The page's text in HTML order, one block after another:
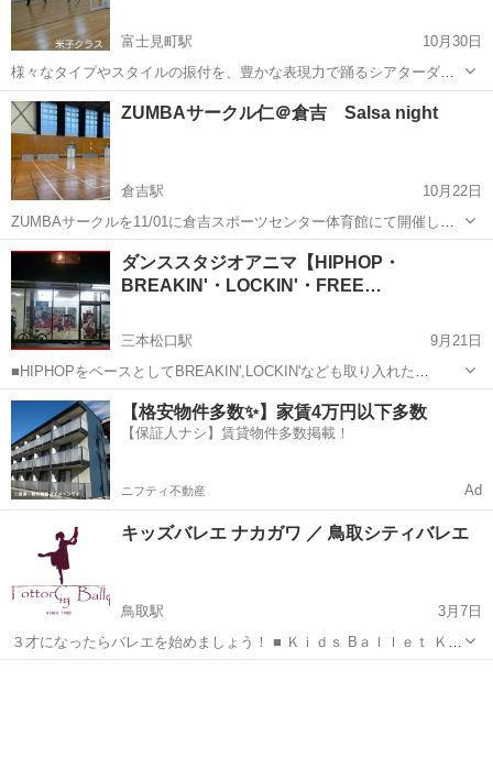
富士見町駅
10月30日
様々なタイプやスタイルの振付を、豊かな表現力で踊るシアターダン
ス。 時にクールに、時にセクシーに、コミカルに、パワフルに。 ミュ
ージカルやレビューで踊っているような気分で、ダンスを楽しんでみ
ませんか？ ☆米子クラス...
鳥取 米子市 富士見町駅 その他 振付
ZUMBAサークル仁＠倉吉 Salsa night
倉吉駅
10月22日
ZUMBAサークルを11/01に倉吉スポーツセンター体育館にて開催しま
す。 時間は18:45から19:40までになります。 この日はサルサをメイン
行いたいと思っています。 初心者の方もぜひ来て下さい。 上履きのシ
ューズ...
鳥取 倉吉市 ZUMBA
ダンススタジオアニマ【HIPHOP・
BREAKIN'・LOCKIN'・FREE…
三本松口駅
9月21日
■HIPHOPをベースとしてBREAKIN',LOCKIN'なども取り入れた
FREESTYLE DANCEを教えています。 ■レッスンは、基礎、初級、中
級に分かれていますので経験者、初心者関係なく自分のレベルに合っ
たクラ...
鳥取 米子市 三本松口駅 ダンス BREAKIN
【格安物件多数✨】家賃4万円以下多数
【保証人ナシ】賃貸物件多数掲載！
ニフティ不動産 Ad
キッズバレエ ナカガワ ／ 鳥取シティバレエ
鳥取駅
3月7日
３才になったらバレエを始めましょう！ ■ Ｋｉｄｓ Bａｌｌｅｔ ＫＡ
ＧＡＷＡ ■ ３才頃からの数年間は、音感やリズム感・表現力といった